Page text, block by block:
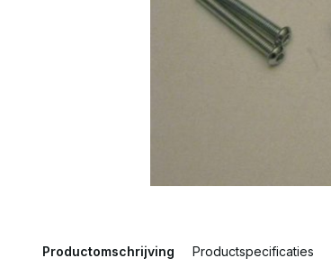
Productomschrijving Productspecificaties